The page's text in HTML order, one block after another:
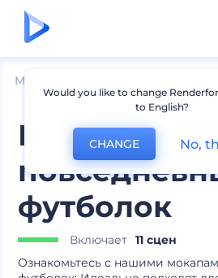
Мокапы
Мокапы
футболок
Включает 11 сцен
Ознакомьтесь с нашими
Would you like to change
to English?
CHANGE No,